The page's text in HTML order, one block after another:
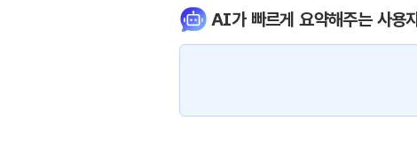
AI가 빠르게 요약해주는 사용